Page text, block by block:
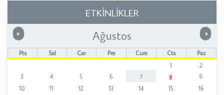
ETKİNLİKLER
« Önceki »
Ağustos
Pts Sal Çar Per Cum Cts
Paz
1
2
3
4 5 6 7 8
9
10
11 12 13 14 15
16